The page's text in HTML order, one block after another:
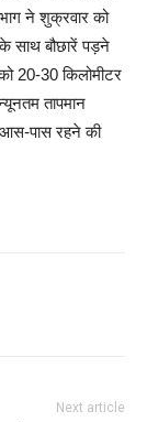
ने शुक्रवार को
साथ बौछारें पड़ने
20-30 किलोमीटर
तापमान
पास रहने की
Next article